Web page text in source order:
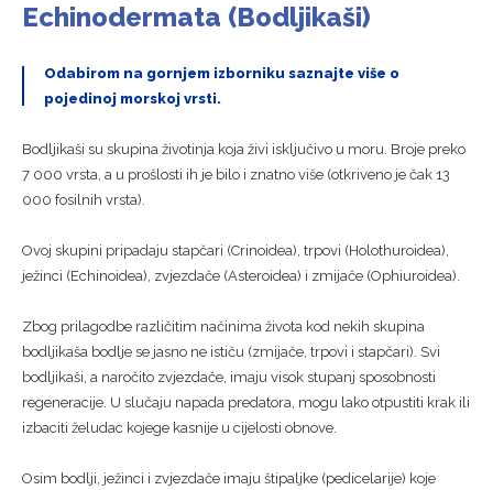
Echinodermata (Bodljikaši)
Odabirom na gornjem izborniku saznajte više o
pojedinoj morskoj vrsti.
Bodljikaši su skupina životinja koja živi isključivo u moru. Broje preko
7 000 vrsta, a u prošlosti ih je bilo i znatno više (otkriveno je čak 13
000 fosilnih vrsta).
Ovoj skupini pripadaju stapčari (Crinoidea), trpovi (Holothuroidea),
ježinci (Echinoidea), zvjezdače (Asteroidea) i zmijače (Ophiuroidea).
Zbog prilagodbe različitim načinima života kod nekih skupina
bodljikaša bodlje se jasno ne ističu (zmijače, trpovi i stapčari). Svi
bodljikaši, a naročito zvjezdače, imaju visok stupanj sposobnosti
regeneracije. U slučaju napada predatora, mogu lako otpustiti krak ili
izbaciti želudac kojege kasnije u cijelosti obnove.
Osim bodlji, ježinci i zvjezdače imaju štipaljke (pedicelarije) koje